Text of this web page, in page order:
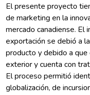
El presente proyecto
de marketing en la
mercado canadiense. El
exportación se debió a
producto y debido a que
exterior y cuenta con
El proceso permitió
globalización, de